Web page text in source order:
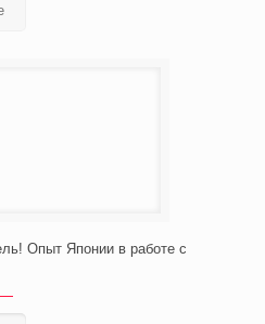
Опыт Японии в работе с